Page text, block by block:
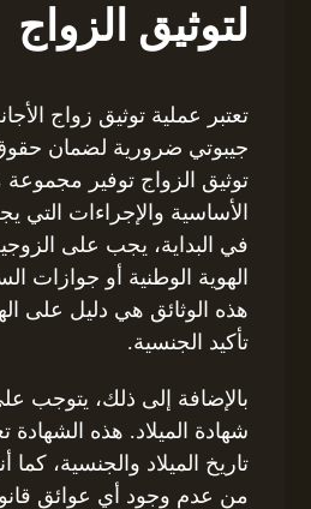
لتوثيق الزواج
تعتبر عملية توثيق زواج
جيبوتي ضرورية لضمان
توثيق الزواج توفير مجموعة
الأساسية والإجراءات التي
في البداية، يجب على
الهوية الوطنية أو جوازات
هذه الوثائق هي دليل على
تأكيد الجنسية.
بالإضافة إلى ذلك، يتوجب
شهادة الميلاد. هذه الشهادة
تاريخ الميلاد والجنسية، كما
من عدم وجود أي عوائق